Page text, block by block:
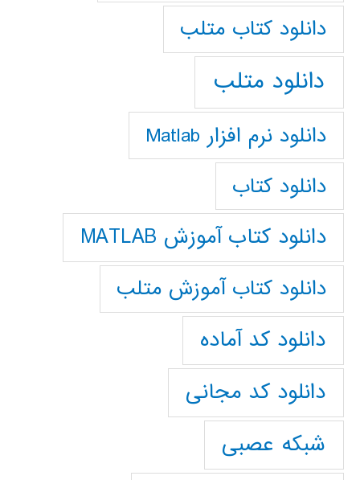
دانلود كتاب متلب
دانلود متلب
دانلود نرم افزار Matlab
دانلود کتاب
دانلود کتاب آموزش MATLAB
دانلود کتاب آموزش متلب
دانلود کد آماده
دانلود کد مجانی
شبکه عصبی